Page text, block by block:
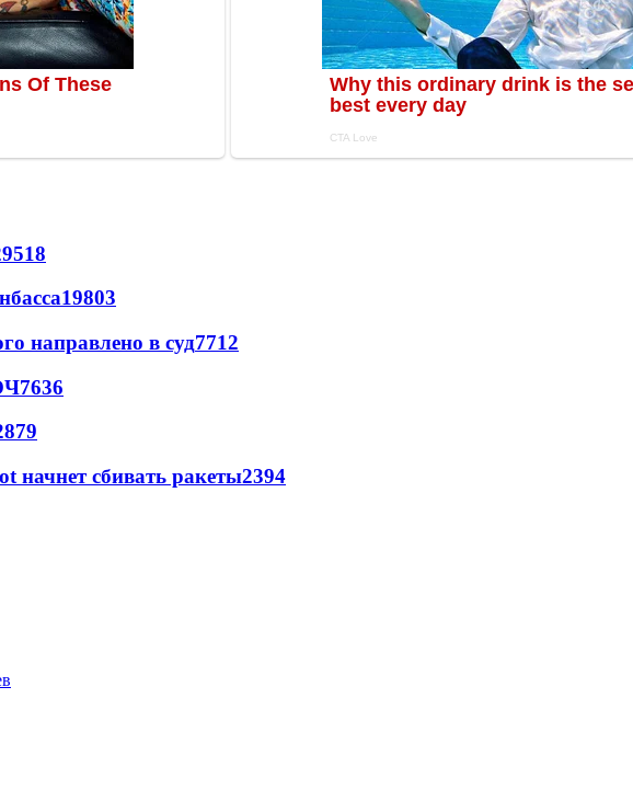
19803
направлено в суд7712
7636
начнет сбивать ракеты2394